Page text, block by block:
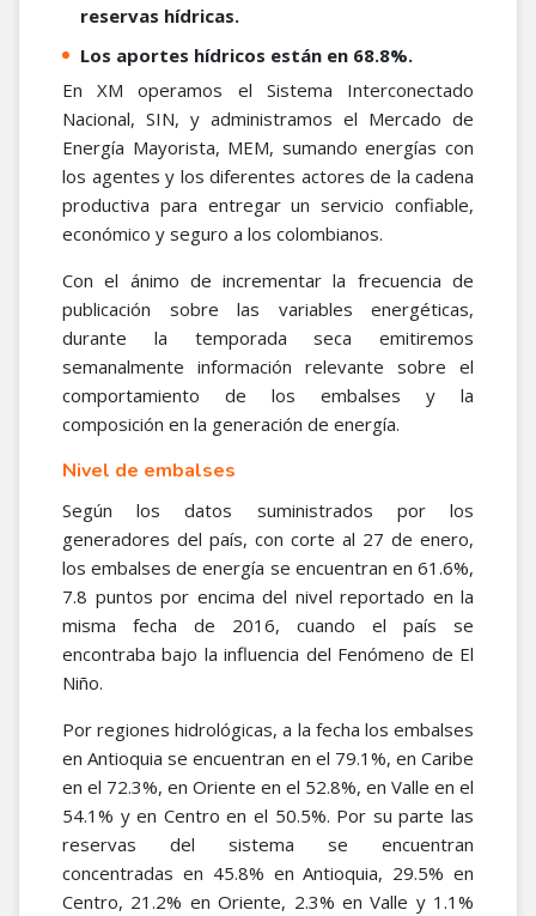
reservas hídricas.
​Los aportes hídricos están en 68.8%.
En XM operamos el Sistema Interconectado
Nacional, SIN, y administramos el Mercado de
Energía Mayorista, MEM, sumando energías con
los agentes y los diferentes actores de la cadena
productiva para entregar un servicio confiable,
económico y seguro a los colombianos.
Con el ánimo de incrementar la frecuencia de
publicación sobre las variables energéticas,
durante la temporada seca emitiremos
semanalmente información relevante sobre el
comportamiento de los embalses y la
composición en la generación de energía.
Nivel de embalses
Según los datos suministrados por los
generadores del país, con corte al 27 de enero,
los embalses de energía se encuentran en 61.6%,
7.8 puntos por encima del nivel reportado en la
misma fecha de 2016, cuando el país se
encontraba bajo la influencia del Fenómeno de El
Niño.
Por regiones hidrológicas, a la fecha los embalses
en Antioquia se encuentran en el 79.1%, en Caribe
en el 72.3%, en Oriente en el 52.8%, en Valle en el
54.1% y en Centro en el 50.5%. Por su parte las
reservas del sistema se encuentran
concentradas en 45.8% en Antioquia, 29.5% en
Centro, 21.2% en Oriente, 2.3% en Valle y 1.1%